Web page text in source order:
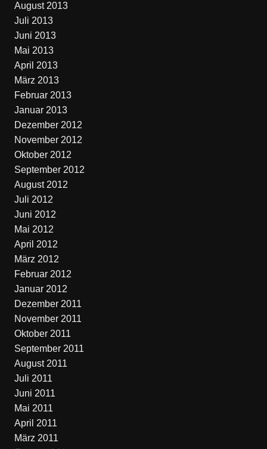
August 2013
Juli 2013
Juni 2013
Mai 2013
April 2013
März 2013
Februar 2013
Januar 2013
Dezember 2012
November 2012
Oktober 2012
September 2012
August 2012
Juli 2012
Juni 2012
Mai 2012
April 2012
März 2012
Februar 2012
Januar 2012
Dezember 2011
November 2011
Oktober 2011
September 2011
August 2011
Juli 2011
Juni 2011
Mai 2011
April 2011
März 2011